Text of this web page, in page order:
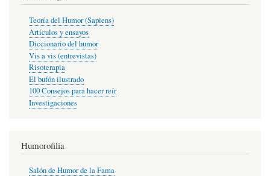
Teoría del Humor (Sapiens)
Artículos y ensayos
Diccionario del humor
Vis a vis (entrevistas)
Risoterapia
El bufón ilustrado
100 Consejos para hacer reír
Investigaciones
Humorofilia
Salón de Humor de la Fama